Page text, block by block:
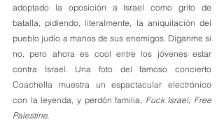
adoptado la oposición a Israel como grito de
batalla, pidiendo, literalmente, la aniquilación del
pueblo judío a manos de sus enemigos. Díganme si
no, pero ahora es cool entre los jóvenes estar
contra Israel. Una foto del famoso concierto
Coachella muestra un espactacular electrónico
con la leyenda, y perdón familia, Fuck Israel; Free
Palestine.